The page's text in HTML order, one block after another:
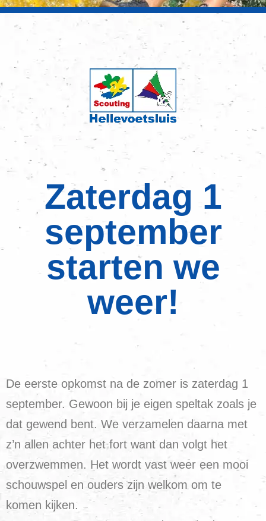
Zaterdag 1
september
starten we
weer!
De eerste opkomst na de zomer is zaterdag 1
september. Gewoon bij je eigen speltak zoals je
dat gewend bent. We verzamelen daarna met
z’n allen achter het fort want dan volgt het
overzwemmen. Het wordt vast weer een mooi
schouwspel en ouders zijn welkom om te
komen kijken.